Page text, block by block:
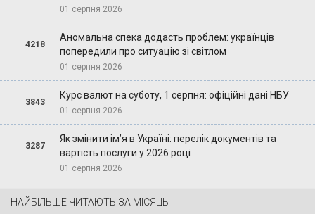
01 серпня 2026
4218
Аномальна спека додасть проблем: українців
попередили про ситуацію зі світлом
01 серпня 2026
3843
Курс валют на суботу, 1 серпня: офіційні дані НБУ
01 серпня 2026
3287
Як змінити ім’я в Україні: перелік документів та
вартість послуги у 2026 році
01 серпня 2026
НАЙБІЛЬШЕ ЧИТАЮТЬ ЗА МІСЯЦЬ